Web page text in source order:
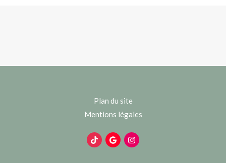
Plan du site
Mentions légales